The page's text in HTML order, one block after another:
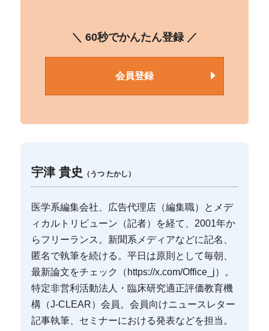
＼ 60秒でかんたん登録 ／
会員登録
宇津 貴史 （うつ たかし）
医学系編集会社、広告代理店（編集職）とメデ
ィカルトリビューン（記者）を経て、2001年か
らフリーランス。新聞系メディアなどに記名、
匿名で執筆を続ける。平日は原則として毎朝、
最新論文をチェック（https://x.com/Office_j）。
特定非営利活動法人・臨床研究適正評価教育機
構（J-CLEAR）会員。会員向けニュースレター
記事執筆、セミナーにおける発表などを担当。